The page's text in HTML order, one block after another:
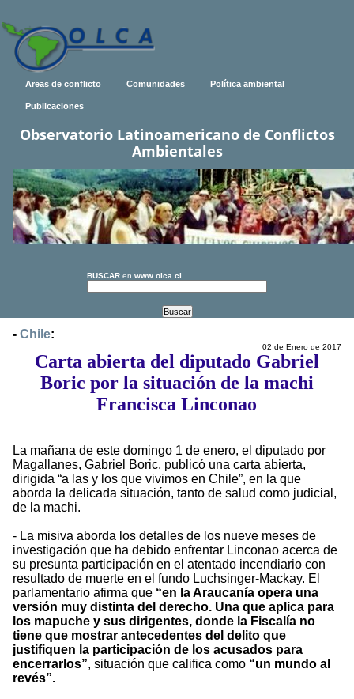
Areas de conflicto Comunidades Política ambiental
Publicaciones
Observatorio Latinoamericano de Conflictos
Ambientales
BUSCAR en www.olca.cl
- Chile:
02 de Enero de 2017
Carta abierta del diputado Gabriel
Boric por la situación de la machi
Francisca Linconao
La mañana de este domingo 1 de enero, el diputado por
Magallanes, Gabriel Boric, publicó una carta abierta,
dirigida “a las y los que vivimos en Chile”, en la que
aborda la delicada situación, tanto de salud como judicial,
de la machi.
- La misiva aborda los detalles de los nueve meses de
investigación que ha debido enfrentar Linconao acerca de
su presunta participación en el atentado incendiario con
resultado de muerte en el fundo Luchsinger-Mackay. El
parlamentario afirma que “en la Araucanía opera una
versión muy distinta del derecho. Una que aplica para
los mapuche y sus dirigentes, donde la Fiscalía no
tiene que mostrar antecedentes del delito que
justifiquen la participación de los acusados para
encerrarlos”, situación que califica como “un mundo al
revés”.